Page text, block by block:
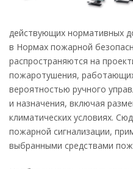
действующих нормативных
в Нормах пожарной
распространяются на
пожаротушения,
вероятностью ручного
и назначения, включая
климатических условиях.
пожарной сигнализации,
выбранными средствами